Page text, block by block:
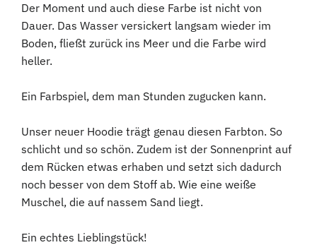
Der Moment und auch diese Farbe ist nicht von
Dauer. Das Wasser versickert langsam wieder im
Boden, fließt zurück ins Meer und die Farbe wird
heller.
Ein Farbspiel, dem man Stunden zugucken kann.
Unser neuer Hoodie trägt genau diesen Farbton. So
schlicht und so schön. Zudem ist der Sonnenprint auf
dem Rücken etwas erhaben und setzt sich dadurch
noch besser von dem Stoff ab. Wie eine weiße
Muschel, die auf nassem Sand liegt.
Ein echtes Lieblingstück!